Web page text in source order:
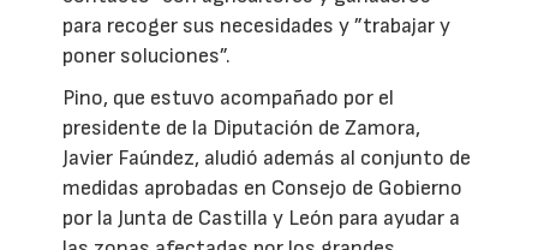
para recoger sus necesidades y ”trabajar y
poner soluciones”.
Pino, que estuvo acompañado por el
presidente de la Diputación de Zamora,
Javier Faúndez, aludió además al conjunto de
medidas aprobadas en Consejo de Gobierno
por la Junta de Castilla y León para ayudar a